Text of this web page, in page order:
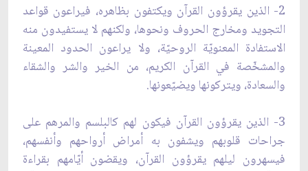
2- الذين يقرؤون القرآن ويكتفون بظاهره، فيراعون قواعد
التجويد ومخارج الحروف ونحوها، ولكنهم لا يستفيدون منه
الاستفادة المعنويّة الروحيّة، ولا يراعون الحدود المعينة
والمشخّصة في القرآن الكريم، من الخير والشر والشقاء
والسعادة، ويتركونها ويضيّعونها.
3- الذين يقرؤون القرآن فيكون لهم كالبلسم والمرهم على
جراحات قلوبهم ويشفون به أمراض أرواحهم وأنفسهم،
فيسهرون ليلهم يقرؤون القرآن، ويقضون أيّامهم بقراءة